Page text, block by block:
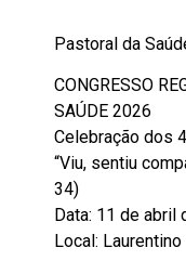
Pastoral da
CONGRESSO
SAÚDE 2026
Celebração dos
“Viu, sentiu
34)
Data: 11 de abril
Local: